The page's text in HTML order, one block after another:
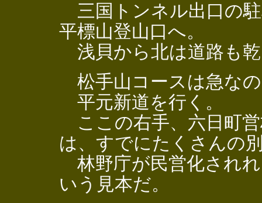
三国トンネル出口の
平標山登山口へ。
浅貝から北は道路も
松手山コースは急な
平元新道を行く。
ここの右手、六日町
は、すでにたくさんの
林野庁が民営化され
いう見本だ。